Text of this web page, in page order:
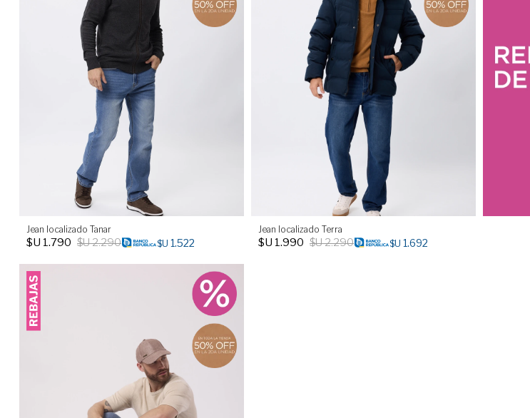
Jean localizado Tanar
$U 1.790 $U2.290 $U 1.522
Jean localizado Terra
$U 1.990 $U2.290 $U 1.692